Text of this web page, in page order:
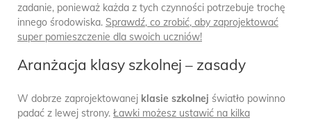
zadanie, ponieważ każda z tych czynności potrzebuje trochę
innego środowiska. Sprawdź, co zrobić, aby zaprojektować
super pomieszczenie dla swoich uczniów!
Aranżacja klasy szkolnej – zasady
W dobrze zaprojektowanej klasie szkolnej światło powinno
padać z lewej strony. Ławki możesz ustawić na kilka